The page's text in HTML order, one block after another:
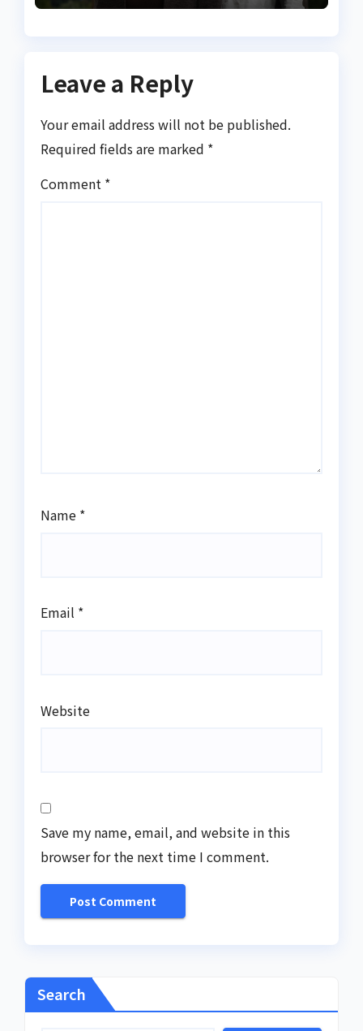
серцем
Leave a Reply
Your email address will not be published.
Required fields are marked *
Comment *
Name *
Email *
Website
Save my name, email, and website in this
browser for the next time I comment.
Search